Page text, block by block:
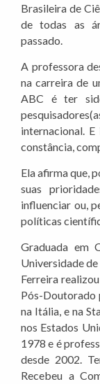
Brasileira de
de todas as
passado.
A professora
na carreira de
ABC é ter
internacional.
constância,
Ela afirma que,
suas
influenciar ou,
políticas
Graduada em
Universidade
Ferreira
Pós-Doutorado
na Itália, e na
nos Estados
1978 e é
desde 2002.
Recebeu a